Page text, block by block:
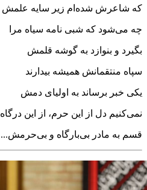
که شاعرش شده‌ام زیر سایه علمش
چه می‌شود که شبی نامه سیاه مرا
بگیرد و بنوازد به گوشه قلمش
سپاه منتقمانش همیشه بیدارند
یکی خبر برساند به اولیای دمش
نمی‌کنیم دل از این حرم، از این درگاه
قسم به مادر بی‌بارگاه و بی‌حرمش...